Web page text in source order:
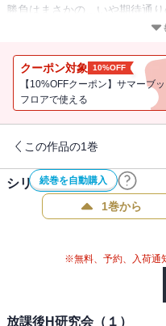
勝負はまさかの…いや期待通り
夏祭りではコスプレの末、別
逅。
たまたま出くわした村井をチ
る“スケベ”なバトル、乞うご期
クーポン対象 10%OFF
【10%OFFクーポン】サマーブ
フロアで使える
この作品の1巻
続巻を自動購入
シリーズ作品(9件)
1巻から
※無料、予約、入荷通
放課後H研究会（１）